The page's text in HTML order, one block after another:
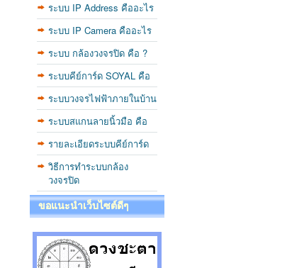
ระบบ IP Address คืออะไร
ระบบ IP Camera คืออะไร
ระบบ กล้องวงจรปิด คือ ?
ระบบคีย์การ์ด SOYAL คือ
ระบบวงจรไฟฟ้าภายในบ้าน
ระบบสแกนลายนิ้วมือ คือ
รายละเอียดระบบคีย์การ์ด
วิธีการทำระบบกล้อง
วงจรปิด
ขอแนะนำเว็บไซต์ดีๆ